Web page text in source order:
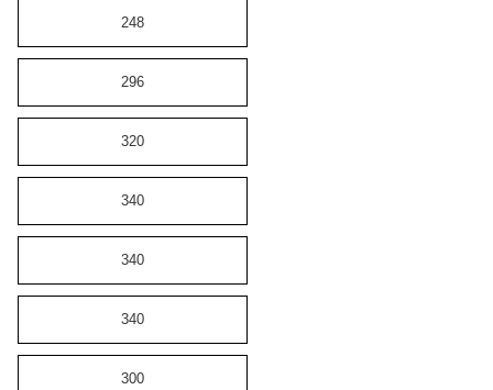
248
296
320
340
340
340
300